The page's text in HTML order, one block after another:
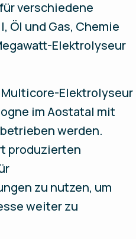
verschiedene
Öl und Gas, Chemie
Elektrolyseur
Multicore-Elektrolyseur
im Aostatal mit
werden.
produzierten
zu nutzen, um
weiter zu